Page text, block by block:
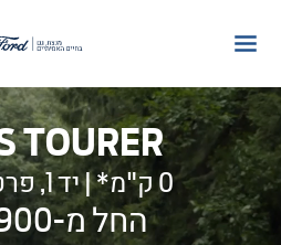
TOURER
0 ק"מ* | יד 1, פרטית | 2025
החל מ-165,900 ₪